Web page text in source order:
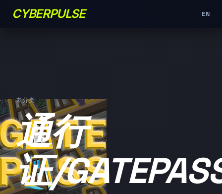
CYBERPULSE EN
未分类
通行
证/